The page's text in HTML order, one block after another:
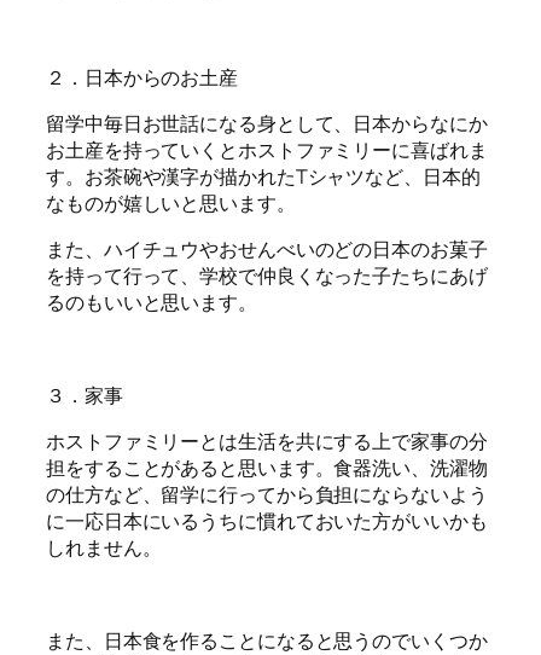
２．日本からのお土産
留学中毎日お世話になる身として、日本からなにか
お土産を持っていくとホストファミリーに喜ばれま
す。お茶碗や漢字が描かれたTシャツなど、日本的
なものが嬉しいと思います。
また、ハイチュウやおせんべいのどの日本のお菓子
を持って行って、学校で仲良くなった子たちにあげ
るのもいいと思います。
３．家事
ホストファミリーとは生活を共にする上で家事の分
担をすることがあると思います。食器洗い、洗濯物
の仕方など、留学に行ってから負担にならないよう
に一応日本にいるうちに慣れておいた方がいいかも
しれません。
また、日本食を作ることになると思うのでいくつか